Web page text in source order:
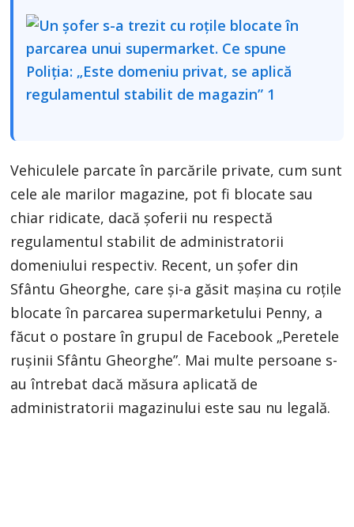
Vehiculele parcate în parcările private, cum sunt
cele ale marilor magazine, pot fi blocate sau
chiar ridicate, dacă șoferii nu respectă
regulamentul stabilit de administratorii
domeniului respectiv. Recent, un șofer din
Sfântu Gheorghe, care și-a găsit mașina cu roțile
blocate în parcarea supermarketului Penny, a
făcut o postare în grupul de Facebook „Peretele
rușinii Sfântu Gheorghe”. Mai multe persoane s-
au întrebat dacă măsura aplicată de
administratorii magazinului este sau nu legală.